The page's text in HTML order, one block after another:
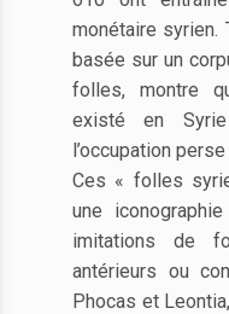
monétaire syrien.
basée sur un
folles, montre
existé en
l’occupation
Ces « folles
une
imitations de
antérieurs ou
Phocas et